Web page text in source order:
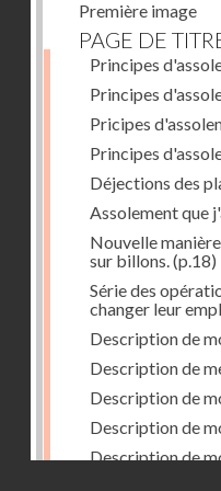
Première image
PAGE DE
Principes
Principes
Pricipes
Principes
Déjections des
Assolement que
Nouvelle
sur billons. (p.18)
Série des
changer leur
Description de
Description de
Description de
Description de
Description de